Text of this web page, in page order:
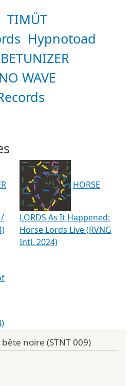
TIMÜT
Hypnotoad
BETUNIZER
NO WAVE
HORSE
LORDS As It Happened:
Horse Lords Live (RVNG
Intl. 2024)
bête noire (STNT 009)